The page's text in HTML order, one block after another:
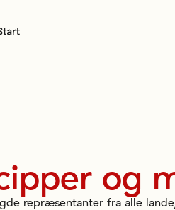
og
repræsentanter fra alle